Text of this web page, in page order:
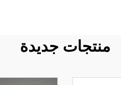
منتجات جديدة